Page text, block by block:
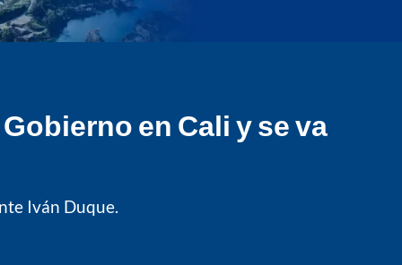
en Cali y se va
Iván Duque.